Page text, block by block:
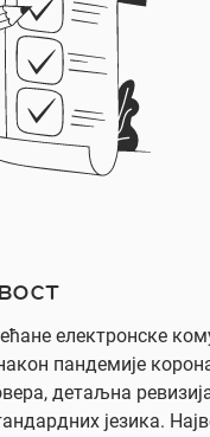
електронске
пандемије
детаљна
језика.